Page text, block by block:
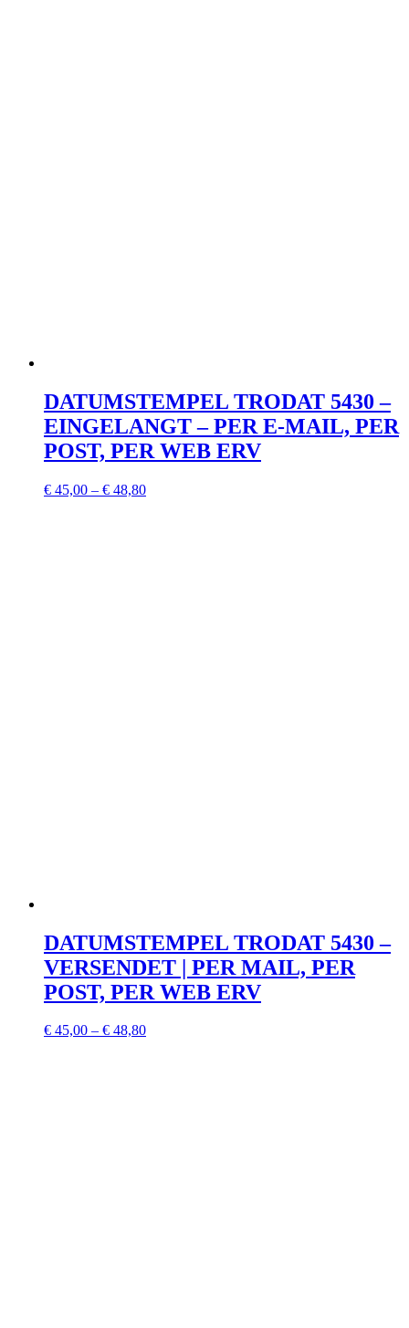
DATUMSTEMPEL TRODAT 5430 –
EINGELANGT – PER E-MAIL, PER
POST, PER WEB ERV
€ 45,00 – € 48,80
DATUMSTEMPEL TRODAT 5430 –
VERSENDET | PER MAIL, PER
POST, PER WEB ERV
€ 45,00 – € 48,80